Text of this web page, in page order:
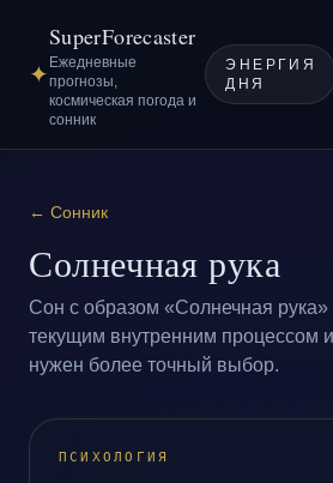
✦
SuperForecaster
Ежедневные
прогнозы,
космическая погода и
сонник
ЭНЕРГИЯ
ДНЯ
← Сонник
Солнечная рука
Сон с образом «Солнечная
текущим внутренним процессом
нужен более точный выбор.
ПСИХОЛОГИЯ